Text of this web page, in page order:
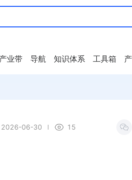
产业带 导航 知识体系 工具箱
2026-06-30 15